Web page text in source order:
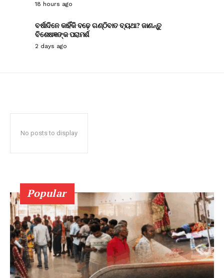
18 hours ago
ବର୍ଷାଦିନେ କାହିଁକି ବଢ଼େ ଗଣ୍ଠିବାତ ବ୍ୟଥା? ଜାଣନ୍ତୁ
ବିଶେଷଜ୍ଞଙ୍କ ପରାମର୍ଶ
2 days ago
No posts to display
Popular